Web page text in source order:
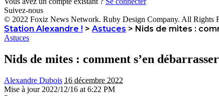
Suivez-nous
© 2022 Foxiz News Network. Ruby Design Company. All Rights
Station Alexandre ! > Astuces > Nids de mites :
Astuces
Nids de mites : comment s’en
Alexandre Dubois 16 décembre 2022
Mise à jour 2022/12/16 at 6:22 PM